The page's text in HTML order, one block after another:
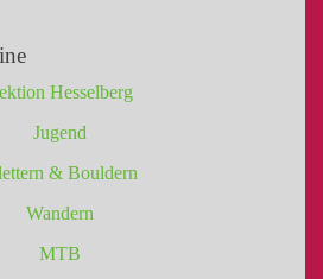
Hesselberg
Jugend
& Bouldern
Wandern
MTB